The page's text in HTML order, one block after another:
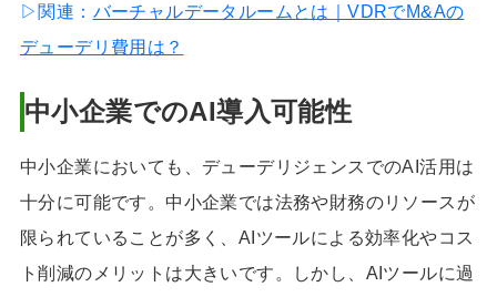
▷関連： バーチャルデータルームとは｜VDRでM&Aの
デューデリ費用は？
中小企業でのAI導入可能性
中小企業においても、デューデリジェンスでのAI活用は
十分に可能です。中小企業では法務や財務のリソースが
限られていることが多く、AIツールによる効率化やコス
ト削減のメリットは大きいです。しかし、AIツールに過